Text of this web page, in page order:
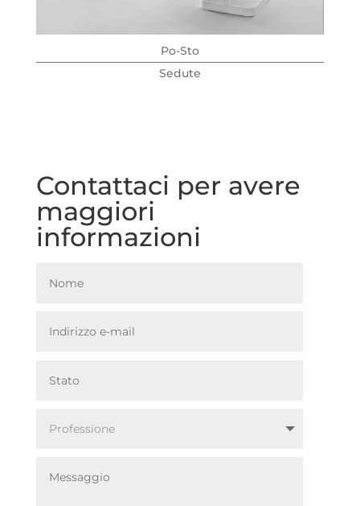
Po-Sto
Sedute
Contattaci per avere
maggiori
informazioni